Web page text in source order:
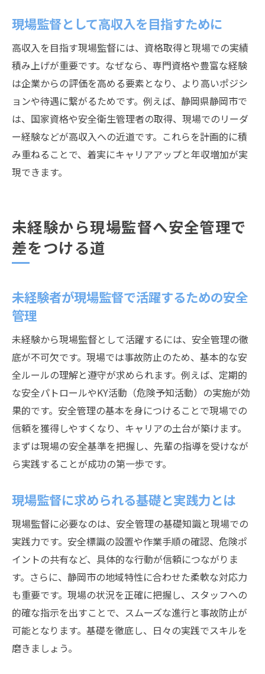
現場監督として高収入を目指すために
高収入を目指す現場監督には、資格取得と現場での実績
積み上げが重要です。なぜなら、専門資格や豊富な経験
は企業からの評価を高める要素となり、より高いポジシ
ョンや待遇に繋がるためです。例えば、静岡県静岡市で
は、国家資格や安全衛生管理者の取得、現場でのリーダ
ー経験などが高収入への近道です。これらを計画的に積
み重ねることで、着実にキャリアアップと年収増加が実
現できます。
未経験から現場監督へ安全管理で
差をつける道
未経験者が現場監督で活躍するための安全
管理
未経験から現場監督として活躍するには、安全管理の徹
底が不可欠です。現場では事故防止のため、基本的な安
全ルールの理解と遵守が求められます。例えば、定期的
な安全パトロールやKY活動（危険予知活動）の実施が効
果的です。安全管理の基本を身につけることで現場での
信頼を獲得しやすくなり、キャリアの土台が築けます。
まずは現場の安全基準を把握し、先輩の指導を受けなが
ら実践することが成功の第一歩です。
現場監督に求められる基礎と実践力とは
現場監督に必要なのは、安全管理の基礎知識と現場での
実践力です。安全標識の設置や作業手順の確認、危険ポ
イントの共有など、具体的な行動が信頼につながりま
す。さらに、静岡市の地域特性に合わせた柔軟な対応力
も重要です。現場の状況を正確に把握し、スタッフへの
的確な指示を出すことで、スムーズな進行と事故防止が
可能となります。基礎を徹底し、日々の実践でスキルを
磨きましょう。